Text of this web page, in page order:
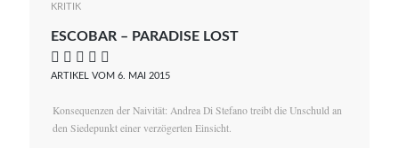
KRITIK
ESCOBAR – PARADISE LOST
    
ARTIKEL VOM 6. MAI 2015
Konsequenzen der Naivität: Andrea Di Stefano treibt die Unschuld an
den Siedepunkt einer verzögerten Einsicht.